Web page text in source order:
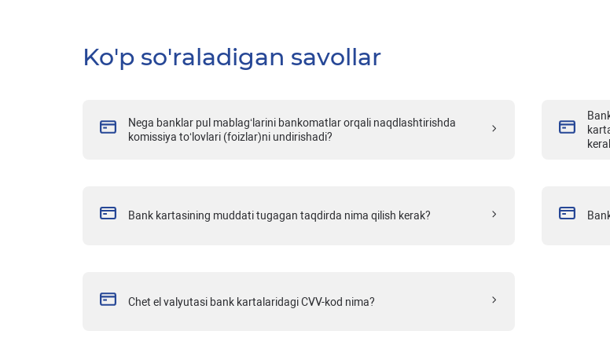
Ko'p so'raladigan savollar
Nega banklar pul mablag‘larini bankomatlar orqali naqdlashtirishda
komissiya to‘lovlari (foizlar)ni undirishadi?
Bank kartasining muddati tugagan taqdirda nima qilish kerak?
Chet el valyutasi bank kartalaridagi CVV-kod nima?